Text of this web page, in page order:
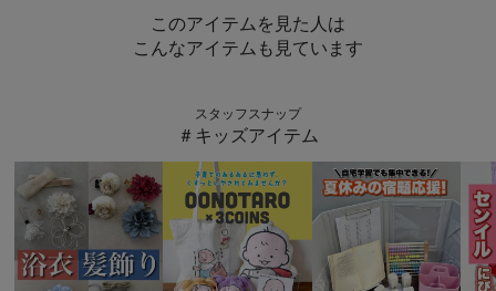
このアイテムを見た人は
こんなアイテムも見ています
スタッフスナップ
＃キッズアイテム